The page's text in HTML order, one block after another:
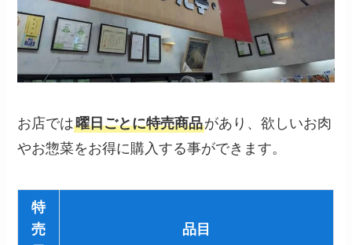
お店では曜日ごとに特売商品があり、欲しいお肉
やお惣菜をお得に購入する事ができます。
特
売
品目